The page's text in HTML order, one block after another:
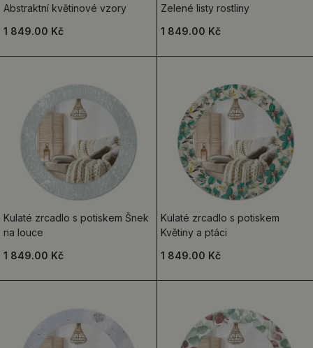
Abstraktní květinové vzory
1 849.00 Kč
Zelené listy rostliny
1 849.00 Kč
Kulaté zrcadlo s potiskem Šnek
na louce
1 849.00 Kč
Kulaté zrcadlo s potiskem
Květiny a ptáci
1 849.00 Kč